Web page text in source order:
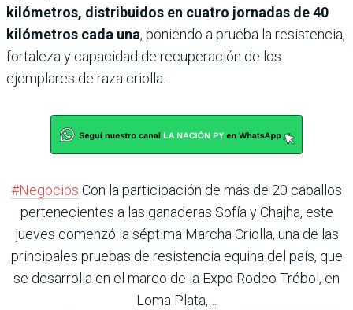
kilómetros, distribuidos en cuatro jornadas de 40
kilómetros cada una, poniendo a prueba la resistencia,
fortaleza y capacidad de recuperación de los
ejemplares de raza criolla.
#Negocios Con la participación de más de 20 caballos
pertenecientes a las ganaderas Sofía y Chajha, este
jueves comenzó la séptima Marcha Criolla, una de las
principales pruebas de resistencia equina del país, que
se desarrolla en el marco de la Expo Rodeo Trébol, en
Loma Plata,…